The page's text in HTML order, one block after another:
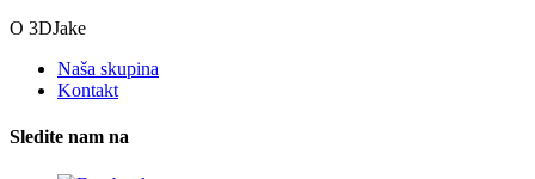
O 3DJake
Naša skupina
Kontakt
Sledite nam na